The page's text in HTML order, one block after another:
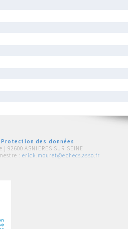
Protection des données
92600 ASNIERES SUR SEINE
: erick.mouret@echecs.asso.fr